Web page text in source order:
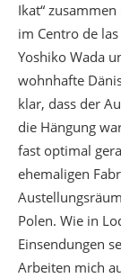
Ikat“
im Centro de
Yoshiko Wada
wohnhafte
klar, dass der
die Hängung
fast optimal
ehemaligen
Polen. Wie in
Einsendungen
Arbeiten mich